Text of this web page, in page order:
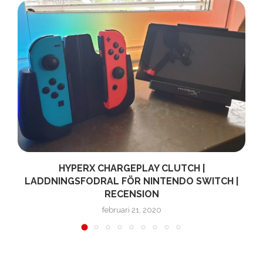
HYPERX CHARGEPLAY CLUTCH |
LADDNINGSFODRAL FÖR NINTENDO SWITCH |
RECENSION
februari 21, 2020